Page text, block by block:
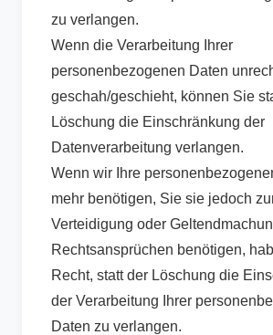
zu verlangen.
Wenn die Verarbeitung Ihrer
personenbezogenen Daten
geschah/geschieht, können Sie
Löschung die Einschränkung der
Datenverarbeitung verlangen.
Wenn wir Ihre
mehr benötigen, Sie sie jedoch
Verteidigung oder
Rechtsansprüchen benötigen,
Recht, statt der Löschung die
der Verarbeitung Ihrer
Daten zu verlangen.